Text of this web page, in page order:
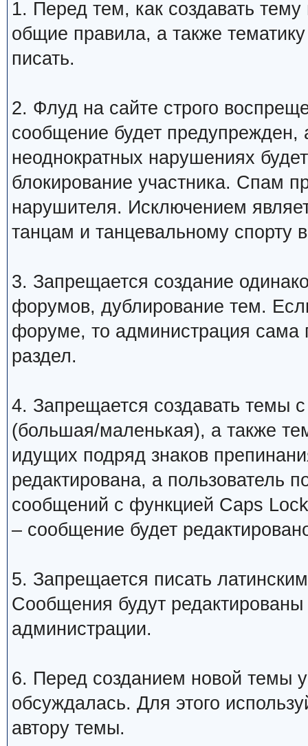
1. Перед тем, как создавать
общие правила, а также
писать.
2. Флуд на сайте строго
сообщение будет
неоднократных нарушениях
блокирование участника. Спам
нарушителя. Исключением
танцам и танцевальному спорту
3. Запрещается создание
форумов, дублирование тем.
форуме, то администрация сама
раздел.
4. Запрещается создавать темы
(большая/маленькая), а также
идущих подряд знаков
редактирована, а пользователь
сообщений с функцией Caps
– сообщение будет
5. Запрещается писать
Сообщения будут
администрации.
6. Перед созданием новой темы
обсуждалась. Для этого
автору темы.